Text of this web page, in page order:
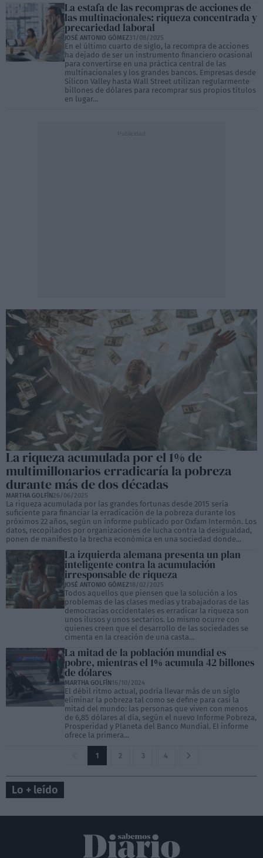
La estafa de las recompras de acciones de
las multinacionales: riqueza concentrada y
precariedad laboral
JOSÉ ANTONIO GÓMEZ31/08/2025
En el último cuarto de siglo, la recompra de acciones
ha dejado de ser un instrumento financiero ocasional
para convertirse en una práctica central de las
multinacionales y los grandes bancos. Empresas desde
Silicon Valley hasta Wall Street utilizan regularmente
billones de dólares para recomprar sus propios títulos
en lugar...
La riqueza acumulada por el 1% de
multimillonarios erradicaría la pobreza
durante más de dos décadas
MARTHA GOLFÍN26/06/2025
La riqueza acumulada por las grandes fortunas desde 2015 sería
suficiente para financiar la erradicación de la pobreza durante los
próximos 22 años, según un informe publicado por Oxfam Intermón. Los
datos, recopilados por organizaciones de lucha contra la desigualdad,
ponen de manifiesto la brecha económica en una sociedad donde...
La izquierda alemana presenta un plan
inteligente contra la acumulación
irresponsable de riqueza
JOSÉ ANTONIO GÓMEZ18/02/2025
Todos aquellos que piensen que la solución a los
problemas de las clases medias y trabajadoras de las
democracias occidentales es erradicar la riqueza son
unos ilusos y unos sectarios. Lo mismo ocurre con
quienes creen que el desarrollo de las sociedades se
cimenta en la creación de una casta...
La mitad de la población mundial es
pobre, mientras el 1% acumula 42 billones
de dólares
MARTHA GOLFÍN16/10/2024
El débil ritmo actual, podría llevar más de un siglo
eliminar la pobreza tal como se define para casi la
mitad del mundo: las personas que viven con menos
de 6,85 dólares al día, según el nuevo Informe Pobreza,
Prosperidad y Planeta del Banco Mundial. El informe
ofrece la primera...
1 2 3 4
Lo + leído